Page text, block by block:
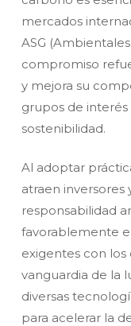
mercados
ASG
compromiso
y mejora su
grupos de
sostenibilidad.
Al adoptar
atraen inversores
responsabilidad
favorablemente
exigentes con los
vanguardia de la
diversas
para acelerar la